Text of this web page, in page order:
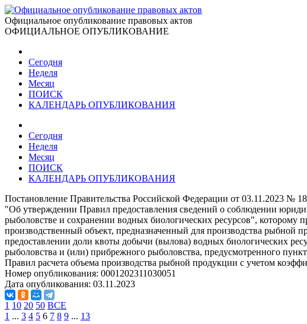
Официальное опубликование правовых актов
ОФИЦИАЛЬНОЕ ОПУБЛИКОВАНИЕ
Сегодня
Неделя
Месяц
ПОИСК
КАЛЕНДАРЬ ОПУБЛИКОВАНИЯ
Сегодня
Неделя
Месяц
ПОИСК
КАЛЕНДАРЬ ОПУБЛИКОВАНИЯ
Постановление Правительства Российской Федерации от 03.11.2023 №
"Об утверждении Правил предоставления сведений о соблюдении
рыболовстве и сохранении водных биологических ресурсов", которому
производственный объект, предназначенный для производства рыбной
предоставлении доли квоты добычи (вылова) водных биологических
рыболовства и (или) прибрежного рыболовства, предусмотренного
Правил расчета объема производства рыбной продукции с учетом
Номер опубликования: 0001202311030051
Дата опубликования: 03.11.2023
1 10 20 50 ВСЕ
1 ... 3 4 5 6 7 8 9 ... 13